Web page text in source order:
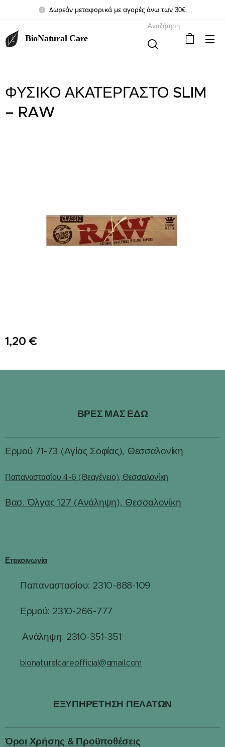
Δωρεάν μεταφορικά με αγορές άνω των 30€.
BioNatural Care
Αναζήτηση
ΦΥΣΙΚΟ ΑΚΑΤΕΡΓΑΣΤΟ SLIM
– RAW
1,20 €
ΒΡΕΣ ΜΑΣ ΕΔΩ
Ερμού 71-73 (Αγίας Σοφίας), Θεσσαλονίκη
Παπαναστασίου 4-6 (Θεαγένειο), Θεσσαλονίκη
Βασ. Όλγας 127 (Ανάληψη), Θεσσαλονίκη
Επικοινωνία
Παπαναστασίου: 2310-888-109
Ερμού: 2310-266-777
Ανάληψη: 2310-351-351
bionaturalcareofficial@gmail.com
ΕΞΥΠΗΡΕΤΗΣΗ ΠΕΛΑΤΩΝ
Όροι Χρήσης & Προϋποθέσεις